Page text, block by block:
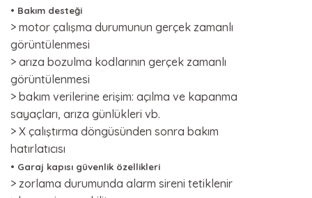
• Bakım desteği
> motor çalışma durumunun gerçek zamanlı
görüntülenmesi
> arıza bozulma kodlarının gerçek zamanlı
görüntülenmesi
> bakım verilerine erişim: açılma ve kapanma
sayaçları, arıza günlükleri vb.
> X çalıştırma döngüsünden sonra bakım
hatırlatıcısı
• Garaj kapısı güvenlik özellikleri
> zorlama durumunda alarm sireni tetiklenir